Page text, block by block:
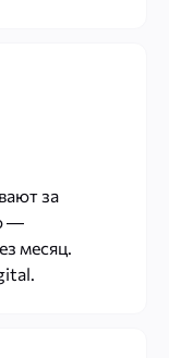
за
—
месяц.